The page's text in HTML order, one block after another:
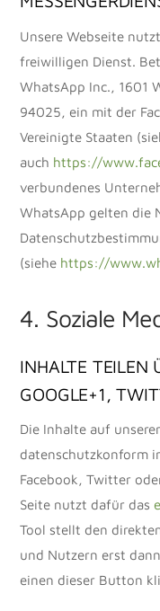
Unsere Webseite
freiwilligen Dienst.
WhatsApp Inc., 1601
94025, ein mit der
Vereinigte Staaten
auch https://
verbundenes
WhatsApp gelten die
(siehe https://
4. Soziale
INHALTE TEILEN
GOOGLE+1,
Die Inhalte auf
datenschutzkonform
Facebook, Twitter
Seite nutzt dafür das
Tool stellt den
und Nutzern erst
einen dieser Button